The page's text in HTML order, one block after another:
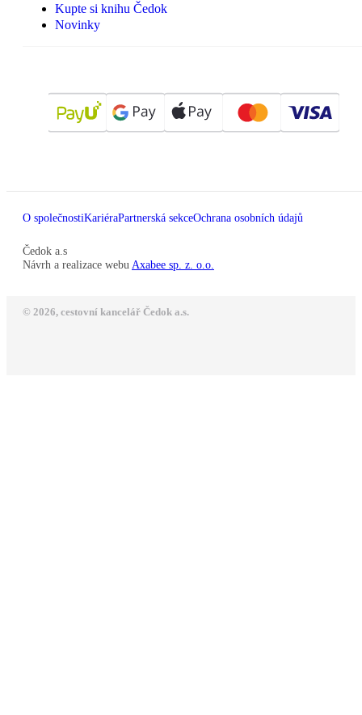
Kupte si knihu Čedok
Novinky
O společnostiKariéraPartnerská sekceOchrana osobních údajů
Čedok a.s
Návrh a realizace webu Axabee sp. z. o.o.
© 2026, cestovní kancelář Čedok a.s.